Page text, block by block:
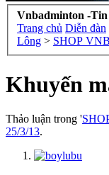
Vnbadminton -
Trang chủ Diễn đàn
Lông > SHOP
Khuyến
Thảo luận trong '
25/3/13.